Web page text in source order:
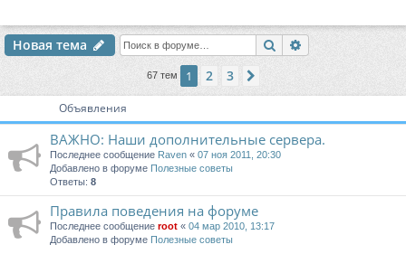
Новая тема Поиск
67 тем 1 2 3
Объявления
ВАЖНО: Наши дополнительные сервера.
Последнее сообщение Raven « 07 ноя 2011, 20:30
Добавлено в форуме Полезные советы
Ответы: 8
Правила поведения на форуме
Последнее сообщение root « 04 мар 2010, 13:17
Добавлено в форуме Полезные советы